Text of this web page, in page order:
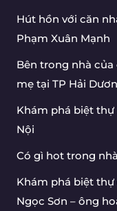
Hút hồn với căn
Phạm Xuân Mạnh
Bên trong nhà của
mẹ tại TP Hải
Khám phá biệt thự
Nội
Có gì hot trong
Khám phá biệt thự
Ngọc Sơn – ông